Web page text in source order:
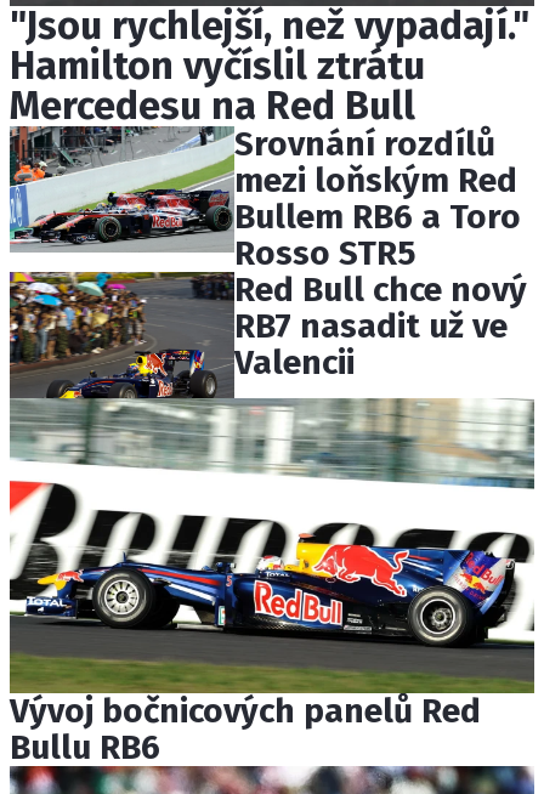
SLEDUJTE NÁS NA|
ETICKÝ KODEX
KONTAKT
VYDAVATEL
INZERCE
OSOBNÍ ÚDAJE / COOKIES
Provozovatelem serveru F1NEWS.cz je
INCORP MEDIA GROUP s.r.o., IČ: 118 23 054
"Jsou rychlejší, než vypadají."
Hamilton vyčíslil ztrátu
Mercedesu na Red Bull
Srovnání rozdílů
mezi loňským Red
Bullem RB6 a Toro
Rosso STR5
Red Bull chce nový
RB7 nasadit už ve
Valencii
Vývoj bočnicových panelů Red
Bullu RB6